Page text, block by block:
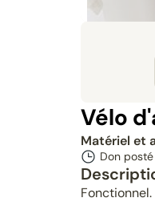
Vélo
Matériel et
Don